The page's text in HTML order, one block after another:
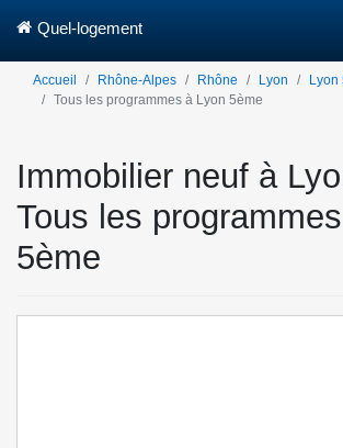
Quel-logement
Accueil Rhône-Alpes Rhône Lyon
Lyon
Tous les programmes à Lyon 5ème
Immobilier neuf à
Tous les
5ème